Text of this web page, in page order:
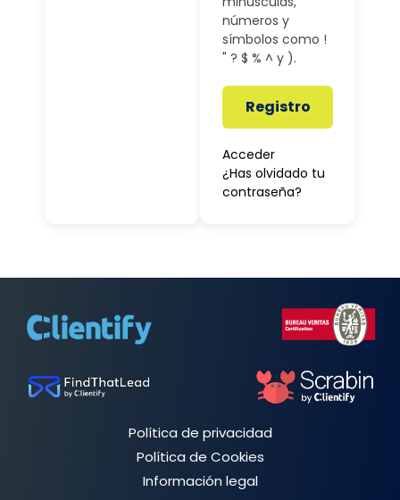
números y
símbolos como !
" ? $ % ^ y ).
Registro
Acceder
¿Has olvidado tu
contraseña?
Política de privacidad
Política de Cookies
Información legal